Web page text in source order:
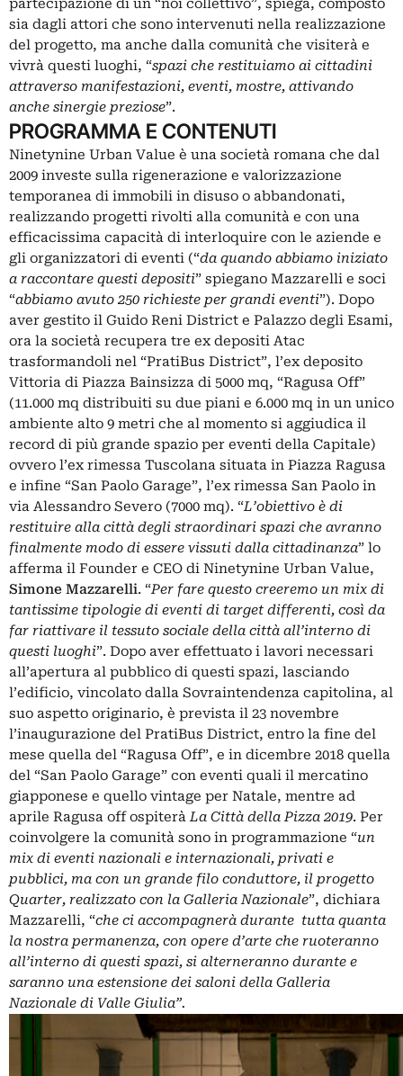
partecipazione di un “noi collettivo”, spiega, composto
sia dagli attori che sono intervenuti nella realizzazione
del progetto, ma anche dalla comunità che visiterà e
vivrà questi luoghi, “spazi che restituiamo ai cittadini
attraverso manifestazioni, eventi, mostre, attivando
anche sinergie preziose”.
PROGRAMMA E CONTENUTI
Ninetynine Urban Value è una società romana che dal
2009 investe sulla rigenerazione e valorizzazione
temporanea di immobili in disuso o abbandonati,
realizzando progetti rivolti alla comunità e con una
efficacissima capacità di interloquire con le aziende e
gli organizzatori di eventi (“da quando abbiamo iniziato
a raccontare questi depositi” spiegano Mazzarelli e soci
“abbiamo avuto 250 richieste per grandi eventi”). Dopo
aver gestito il Guido Reni District e Palazzo degli Esami,
ora la società recupera tre ex depositi Atac
trasformandoli nel “PratiBus District”, l’ex deposito
Vittoria di Piazza Bainsizza di 5000 mq, “Ragusa Off”
(11.000 mq distribuiti su due piani e 6.000 mq in un unico
ambiente alto 9 metri che al momento si aggiudica il
record di più grande spazio per eventi della Capitale)
ovvero l’ex rimessa Tuscolana situata in Piazza Ragusa
e infine “San Paolo Garage”, l’ex rimessa San Paolo in
via Alessandro Severo (7000 mq). “L’obiettivo è di
restituire alla città degli straordinari spazi che avranno
finalmente modo di essere vissuti dalla cittadinanza” lo
afferma il Founder e CEO di Ninetynine Urban Value,
Simone Mazzarelli. “Per fare questo creeremo un mix di
tantissime tipologie di eventi di target differenti, così da
far riattivare il tessuto sociale della città all’interno di
questi luoghi”. Dopo aver effettuato i lavori necessari
all’apertura al pubblico di questi spazi, lasciando
l’edificio, vincolato dalla Sovraintendenza capitolina, al
suo aspetto originario, è prevista il 23 novembre
l’inaugurazione del PratiBus District, entro la fine del
mese quella del “Ragusa Off”, e in dicembre 2018 quella
del “San Paolo Garage” con eventi quali il mercatino
giapponese e quello vintage per Natale, mentre ad
aprile Ragusa off ospiteràLa Città della Pizza 2019. Per
coinvolgere la comunità sono in programmazione “un
mix di eventi nazionali e internazionali, privati e
pubblici, ma con un grande filo conduttore, il progetto
Quarter, realizzato con la Galleria Nazionale”, dichiara
Mazzarelli, “che ci accompagnerà durante tutta quanta
la nostra permanenza, con opere d’arte che ruoteranno
all’interno di questi spazi, si alterneranno durante e
saranno una estensione dei saloni della Galleria
Nazionale di Valle Giulia”.